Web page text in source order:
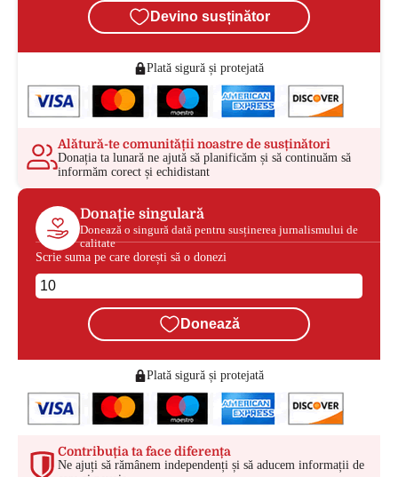
Devino susținător
Plată sigură și protejată
Alătură-te comunității noastre de susținători
Donația ta lunară ne ajută să planificăm și să continuăm să
informăm corect și echidistant
Donație singulară
Donează o singură dată pentru susținerea jurnalismului de
calitate
Scrie suma pe care dorești să o donezi
Donează
Plată sigură și protejată
Contribuția ta face diferența
Ne ajuți să rămânem independenți și să aducem informații de